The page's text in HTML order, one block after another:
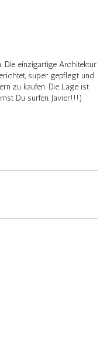
einzigartige Architektur
super gepflegt und
zu kaufen. Die Lage ist
Du surfen, Javier!!!)